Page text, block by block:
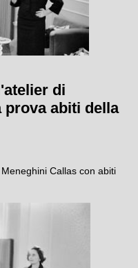
di
prova abiti della
Callas con abiti